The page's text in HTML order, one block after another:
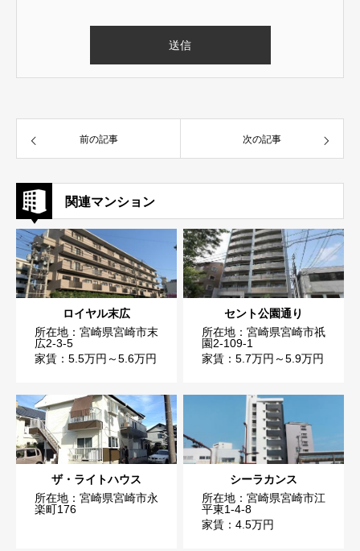
前の記事 次の記事
関連マンション
ロイヤル末広
所在地：宮崎県宮崎市末
広2-3-5
家賃：5.5万円～5.6万円
セント公園通り
所在地：宮崎県宮崎市祇
園2-109-1
家賃：5.7万円～5.9万円
ザ・ライトハウス
所在地：宮崎県宮崎市永
楽町176
シーラカンス
所在地：宮崎県宮崎市江
平東1-4-8
家賃：4.5万円